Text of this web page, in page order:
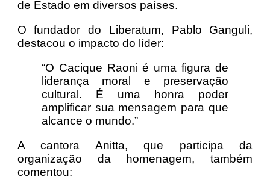
de Estado em diversos países.
O fundador do Liberatum, Pablo Ganguli,
destacou o impacto do líder:
“O Cacique Raoni é uma figura de
liderança moral e preservação
cultural. É uma honra poder
amplificar sua mensagem para que
alcance o mundo.”
A cantora Anitta, que participa da
organização da homenagem, também
comentou: